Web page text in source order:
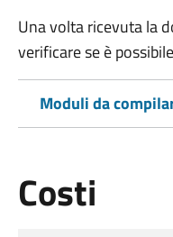
Una volta ricevuta la
verificare se è
Moduli da
Costi